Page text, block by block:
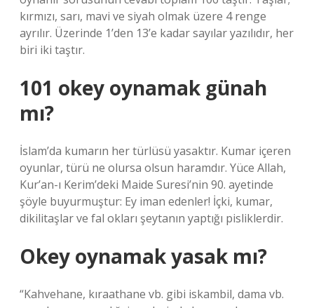
kırmızı, sarı, mavi ve siyah olmak üzere 4 renge
ayrılır. Üzerinde 1’den 13’e kadar sayılar yazılıdır, her
biri iki taştır.
101 okey oynamak günah
mı?
İslam’da kumarın her türlüsü yasaktır. Kumar içeren
oyunlar, türü ne olursa olsun haramdır. Yüce Allah,
Kur’an-ı Kerim’deki Maide Suresi’nin 90. ayetinde
şöyle buyurmuştur: Ey iman edenler! İçki, kumar,
dikilitaşlar ve fal okları şeytanın yaptığı pisliklerdir.
Okey oynamak yasak mı?
“Kahvehane, kıraathane vb. gibi iskambil, dama vb.